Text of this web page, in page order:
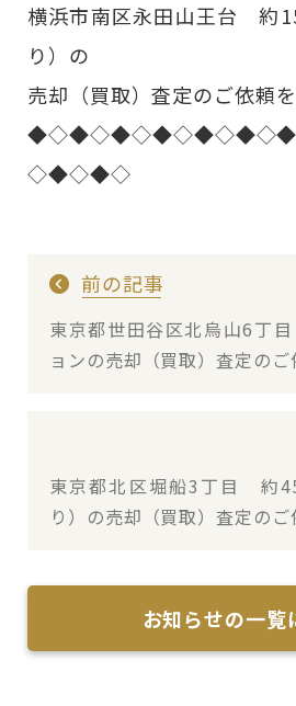
横浜市南区永田山王台 約
り）の
売却（買取）査定のご依頼
◇◆◇◆◇
前の記事
東京都世田谷区北烏山6丁
ョンの売却（買取）査定の
東京都北区堀船3丁目 約
り）の売却（買取）査定の
お知らせの一覧